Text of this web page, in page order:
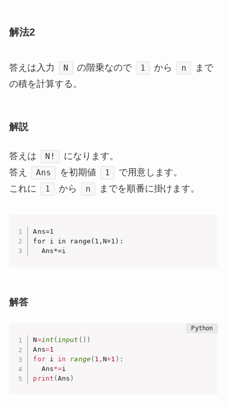
解法2
答えは入力 N の階乗なので 1 から n
まで
の積を計算する。
解説
答えは N!
になります。
答え
Ans を初期値 1
で用意します。
これに
1 から n までを順番に掛けます。
Ans=1
for i in range(1,N+1):
  Ans*=i
解答
N=int (input ( ) )
Ans=1
for i in range( 1 ,N+1 ) :
  Ans
*=
print (Ans )